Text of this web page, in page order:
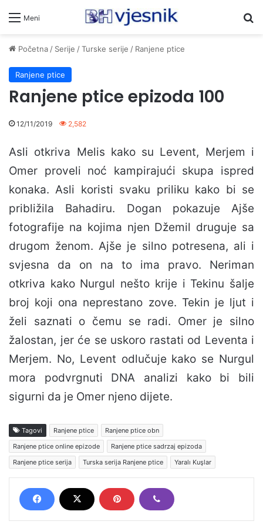
Meni
Početna/ Serije /Turske serije / Ranjene ptice
Ranjene ptice
Ranjene ptice epizoda 100
12/11/2019 2,582
Asli otkriva Melis kako su Levent, Merjem i
Omer proveli noć kampirajući skupa ispred
konaka. Asli koristi svaku priliku kako bi se
približila Bahadiru. Dogan pokazuje Ajše
fotografije na kojima njen Džemil druguje sa
drugom ženom. Ajše je silno potresena, ali i
svjesna da on na to ima pravo. Neriman
otkriva kako Nurgul nešto krije i Tekinu šalje
broj koji ona neprestano zove. Tekin je ljut i
želi saznati o čemu se radi. Omer je silno
žalostan, jer će se uskoro rastati od Leventa i
Merjem. No, Levent odlučuje kako se Nurgul
mora podvrgnuti DNA analizi kako bi bili
sigurni da je Omer njeno dijete.
Tagovi Ranjene ptice
Ranjene ptice obn
Ranjene ptice online epizode
Ranjene ptice sadrzaj epizoda
Ranjene ptice serija
Turska serija Ranjene ptice Yaralı Kuşlar